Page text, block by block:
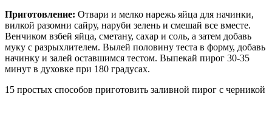
Приготовление: Отвари и мелко нарежь яйца для начинки,
вилкой разомни сайру, наруби зелень и смешай все вместе.
Венчиком взбей яйца, сметану, сахар и соль, а затем добавь
муку с разрыхлителем. Вылей половину теста в форму, добавь
начинку и залей оставшимся тестом. Выпекай пирог 30-35
минут в духовке при 180 градусах.
15 простых способов приготовить заливной пирог с черникой